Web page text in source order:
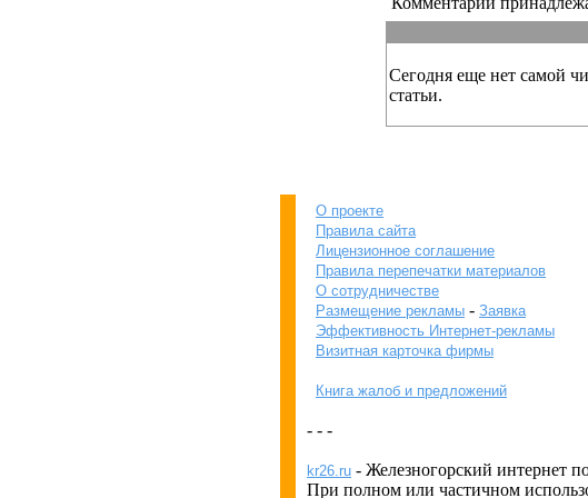
Сегодня еще нет самой
статьи.
О проекте
Правила сайта
Лицензионное соглашение
Правила перепечатки материалов
О сотрудничестве
Размещение рекламы - Заявка
Эффективность Интернет-рекламы
Визитная карточка фирмы
Книга жалоб и предложений
- - -
kr26.ru - Железногорский интернет
При полном или частичном